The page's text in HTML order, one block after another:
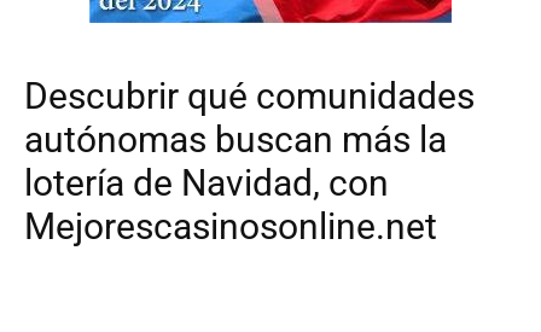
Descubrir qué comunidades
autónomas buscan más la
lotería de Navidad, con
Mejorescasinosonline.net